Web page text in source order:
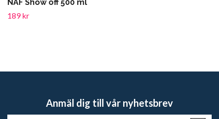
NAF Show off 500 ml
189 kr
Anmäl dig till vår nyhetsbrev